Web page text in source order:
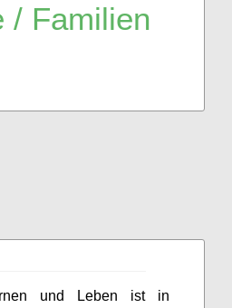
/ Familien
und Leben ist in